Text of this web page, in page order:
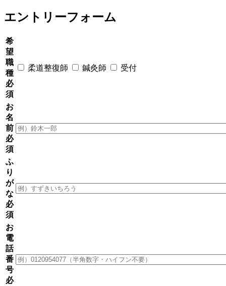
エントリーフォーム
希
望
職
種
必
須
柔道整復師 鍼灸師 受付
お
名
前
必
須
ふ
り
が
な
必
須
お
電
話
番
号
必